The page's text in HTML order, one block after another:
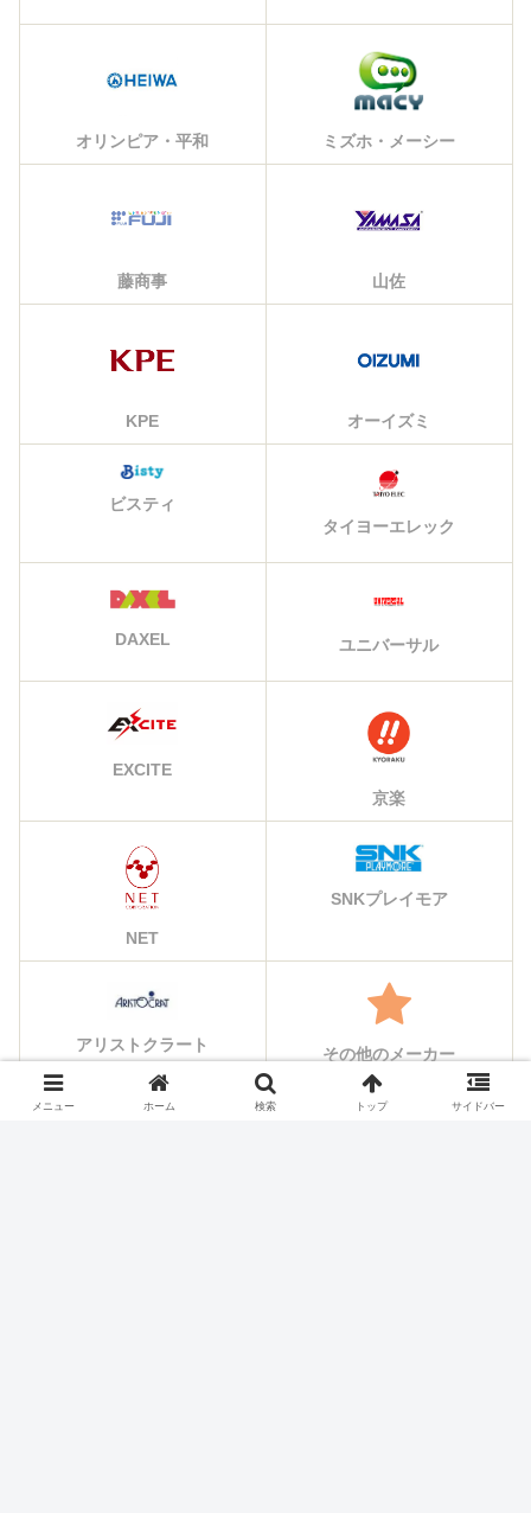
オリンピア・平和 ミズホ・メーシー
藤商事 山佐
KPE オーイズミ
ビスティ
タイヨーエレック
DAXEL ユニバーサル
EXCITE
京楽
NET
SNKプレイモア
アリストクラート その他のメーカー
メニュー ホーム 検索 トップ サイドバー